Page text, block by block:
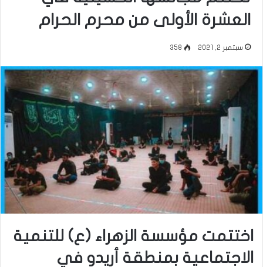
العشرة الأولى من محرم الحرام
سبتمبر 2, 2021 358
اختتمت مؤسسة الزهراء (ع) للتنمية
الاجتماعية بمنطقة أريدو في